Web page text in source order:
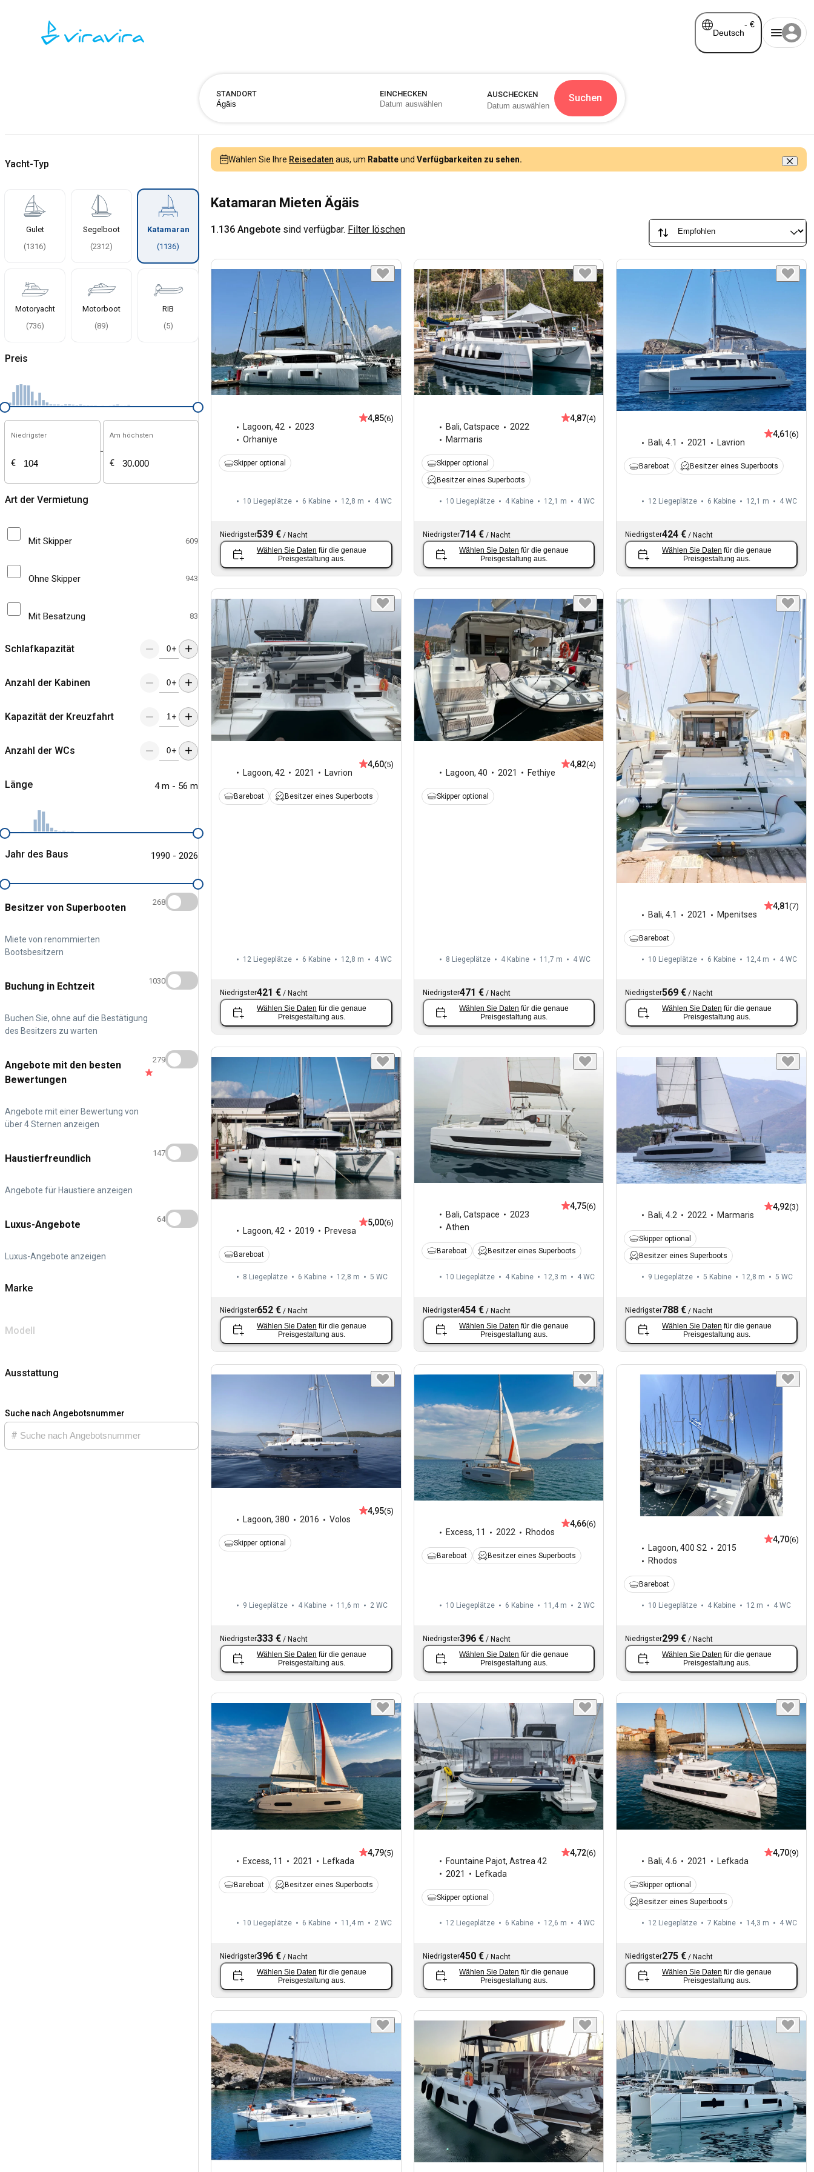
Deutsch
- €
STANDORT EINCHECKEN AUSCHECKEN Suchen
Yacht-Typ
Gulet
(1316)
Segelboot
(2312)
Katamaran
(1136)
Motoryacht
(736)
Motorboot
(89)
RIB
(5)
Preis
Niedrigster
€
-
Am höchsten
€
Art der Vermietung
Mit Skipper 609
Ohne Skipper 943
Mit Besatzung 83
Schlafkapazität +
Anzahl der Kabinen +
Kapazität der Kreuzfahrt +
Anzahl der WCs +
Länge 4 m - 56 m
Jahr des Baus 1990 - 2026
Besitzer von Superbooten
Miete von renommierten
Bootsbesitzern
268
Buchung in Echtzeit
Buchen Sie, ohne auf die Bestätigung
des Besitzers zu warten
1030
Angebote mit den besten
Bewertungen
Angebote mit einer Bewertung von
über 4 Sternen anzeigen
279
Haustierfreundlich
Angebote für Haustiere anzeigen
147
Luxus-Angebote
Luxus-Angebote anzeigen
64
Marke
Modell
Ausstattung
Suche nach Angebotsnummer
Wählen Sie Ihre Reisedaten aus, um Rabatteund Verfügbarkeiten zu sehen.
Katamaran Mieten Ägäis
1.136 Angebote sind verfügbar. Filter löschen
Lagoon, 42
2023
Orhaniye
4,85(6)
Skipper optional
10 Liegeplätze 6 Kabine 12,8 m 4 WC
Niedrigster539 € / Nacht
Wählen Sie Daten für die genaue
Preisgestaltung aus.
Bali, Catspace
2022
Marmaris
4,87(4)
Skipper optional
Besitzer eines Superboots
10 Liegeplätze 4 Kabine 12,1 m 4 WC
Niedrigster714 €/ Nacht
Wählen Sie Daten für die genaue
Preisgestaltung aus.
Bali,4.1 2021 Lavrion
4,61 (6)
Bareboat Besitzer eines Superboots
12 Liegeplätze 6 Kabine 12,1 m 4 WC
Niedrigster424 € / Nacht
Wählen Sie Daten für die genaue
Preisgestaltung aus.
Lagoon, 42 2021 Lavrion
4,60(5)
Bareboat Besitzer eines Superboots
12 Liegeplätze 6 Kabine 12,8 m 4 WC
Niedrigster421 € / Nacht
Wählen Sie Daten für die genaue
Preisgestaltung aus.
Lagoon, 40 2021 Fethiye
4,82(4)
Skipper optional
8 Liegeplätze 4 Kabine 11,7 m 4 WC
Niedrigster471 €/ Nacht
Wählen Sie Daten für die genaue
Preisgestaltung aus.
Bali,4.1 2021 Mpenitses
4,81 (7)
Bareboat
10 Liegeplätze 6 Kabine 12,4 m 4 WC
Niedrigster569 € / Nacht
Wählen Sie Daten für die genaue
Preisgestaltung aus.
Lagoon, 42 2019 Prevesa
5,00(6)
Bareboat
8 Liegeplätze 6 Kabine 12,8 m 5 WC
Niedrigster652 € / Nacht
Wählen Sie Daten für die genaue
Preisgestaltung aus.
Bali, Catspace
2023
Athen
4,75(6)
Bareboat Besitzer eines Superboots
10 Liegeplätze 4 Kabine 12,3 m 4 WC
Niedrigster454 €/ Nacht
Wählen Sie Daten für die genaue
Preisgestaltung aus.
Bali,4.2 2022 Marmaris
4,92(3)
Skipper optional
Besitzer eines Superboots
9 Liegeplätze 5 Kabine 12,8 m 5 WC
Niedrigster788 € /Nacht
Wählen Sie Daten für die genaue
Preisgestaltung aus.
Lagoon, 380 2016 Volos
4,95(5)
Skipper optional
9 Liegeplätze 4 Kabine 11,6 m 2 WC
Niedrigster333 € / Nacht
Wählen Sie Daten für die genaue
Preisgestaltung aus.
Excess, 11 2022 Rhodos
4,66(6)
Bareboat Besitzer eines Superboots
10 Liegeplätze 6 Kabine 11,4 m 2 WC
Niedrigster396 €/ Nacht
Wählen Sie Daten für die genaue
Preisgestaltung aus.
Lagoon,400 S2
2015
Rhodos
4,70(6)
Bareboat
10 Liegeplätze 4 Kabine 12 m 4 WC
Niedrigster299 € / Nacht
Wählen Sie Daten für die genaue
Preisgestaltung aus.
Excess, 11 2021 Lefkada
4,79(5)
Bareboat Besitzer eines Superboots
10 Liegeplätze 6 Kabine 11,4 m 2 WC
Niedrigster396 € / Nacht
Wählen Sie Daten für die genaue
Preisgestaltung aus.
Fountaine Pajot, Astrea 42
2021
Lefkada
4,72(6)
Skipper optional
12 Liegeplätze 6 Kabine 12,6 m 4 WC
Niedrigster450 €/ Nacht
Wählen Sie Daten für die genaue
Preisgestaltung aus.
Bali,4.6 2021 Lefkada
4,70(9)
Skipper optional
Besitzer eines Superboots
12 Liegeplätze 7 Kabine 14,3 m 4 WC
Niedrigster275 € /Nacht
Wählen Sie Daten für die genaue
Preisgestaltung aus.